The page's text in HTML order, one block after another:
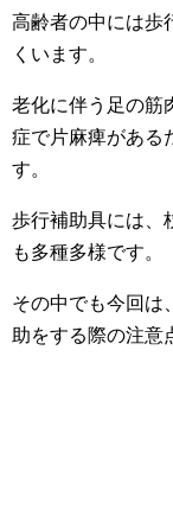
高齢者の中には歩
くいます。
老化に伴う足の筋
症で片麻痺がある
す。
歩行補助具には、
も多種多様です。
その中でも今回は
助をする際の注意